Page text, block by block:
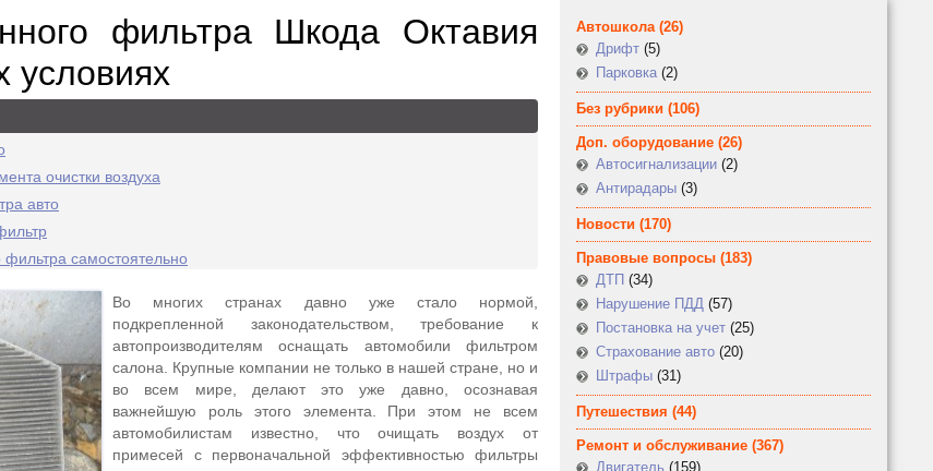
фильтра Шкода Октавия
условиях
очистки воздуха
авто
самостоятельно
Во многих странах давно уже стало нормой,
подкрепленной законодательством, требование к
автопроизводителям оснащать автомобили фильтром
салона. Крупные компании не только в нашей стране, но и
во всем мире, делают это уже давно, осознавая
важнейшую роль этого элемента. При этом не всем
автомобилистам известно, что очищать воздух от
примесей с первоначальной эффективностью фильтры
Автошкола(26)
Дрифт (5)
Парковка (2)
Без рубрики (106)
Доп. оборудование (26)
Автосигнализации (2)
Антирадары (3)
Новости (170)
Правовые вопросы (183)
ДТП (34)
Нарушение ПДД (57)
Постановка на учет (25)
Страхование авто (20)
Штрафы (31)
Путешествия (44)
Ремонт и обслуживание (367)
Двигатель (159)